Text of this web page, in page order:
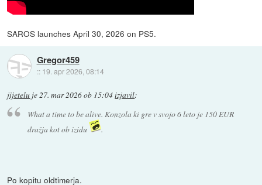
SAROS launches April 30, 2026 on PS5.
Gregor459
:: 19. apr 2026, 08:14
jijetelu je27. mar 2026 ob 15:04izjavil:
What a time to be alive. Konzola ki gre v svojo 6 leto je 150 EUR
dražja kot ob izidu
.
Po kopitu oldtimerja.